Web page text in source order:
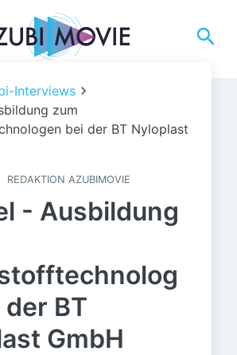
Interviews
zum
bei der BT Nyloplast
REDAKTION AZUBIMOVIE
- Ausbildung
BT
GmbH